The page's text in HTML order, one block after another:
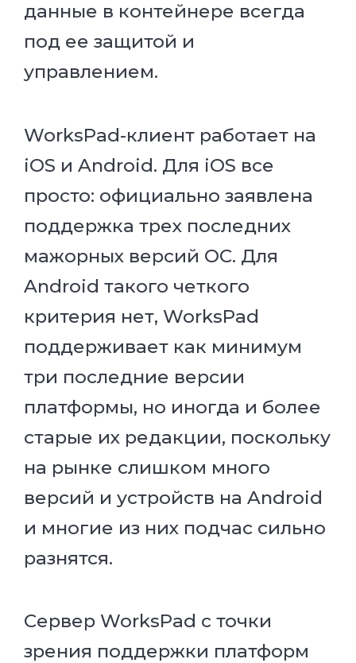
данные в контейнере всегда
под ее защитой и
управлением.
WorksPad-клиент работает на
iOS и Android. Для iOS все
просто: официально заявлена
поддержка трех последних
мажорных версий ОС. Для
Android такого четкого
критерия нет, WorksPad
поддерживает как минимум
три последние версии
платформы, но иногда и более
старые их редакции, поскольку
на рынке слишком много
версий и устройств на Android
и многие из них подчас сильно
разнятся.
Сервер WorksPad с точки
зрения поддержки платформ